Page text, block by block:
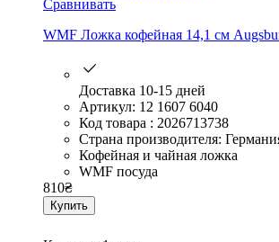
Сравнивать
WMF Ложка кофейная 14,1 см
Доставка 10-15 дней
Артикул: 12 1607 6040
Код товара : 2026713738
Страна производителя:
Кофейная и чайная ложка
WMF посуда
810₴
Купить